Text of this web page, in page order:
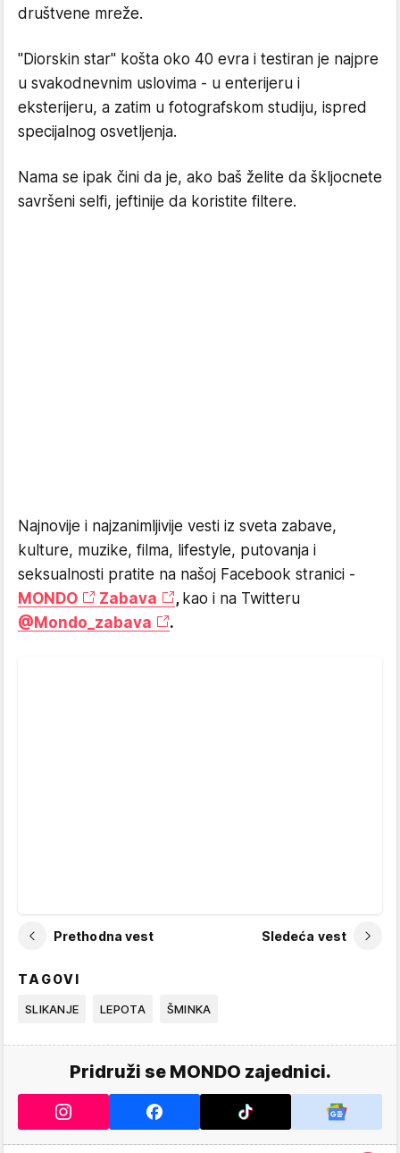
društvene mreže.
"Diorskin star" košta oko 40 evra i testiran je najpre
u svakodnevnim uslovima - u enterijeru i
eksterijeru, a zatim u fotografskom studiju, ispred
specijalnog osvetljenja.
Nama se ipak čini da je, ako baš želite da škljocnete
savršeni selfi, jeftinije da koristite filtere.
Najnovije i najzanimljivije vesti iz sveta zabave,
kulture, muzike, filma, lifestyle, putovanja i
seksualnosti pratite na našoj Facebook stranici -
MONDO
Zabava , kao i na Twitteru
@Mondo_zabava
.
Prethodna vest Sledeća vest
TAGOVI
SLIKANJE LEPOTA ŠMINKA
Pridruži se MONDO zajednici.